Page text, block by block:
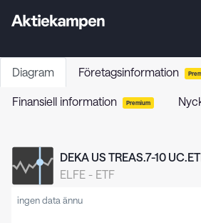
Diagram Företagsinformation
Finansiell information Premium
DEKA US TREAS.7-10
ELFE - ETF
ingen data ännu